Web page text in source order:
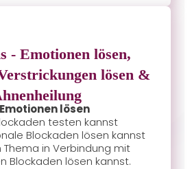
- Emotionen lösen,
lösen &
lösen
testen kannst
Blockaden lösen kannst
Thema in Verbindung mit
Blockaden lösen kannst.